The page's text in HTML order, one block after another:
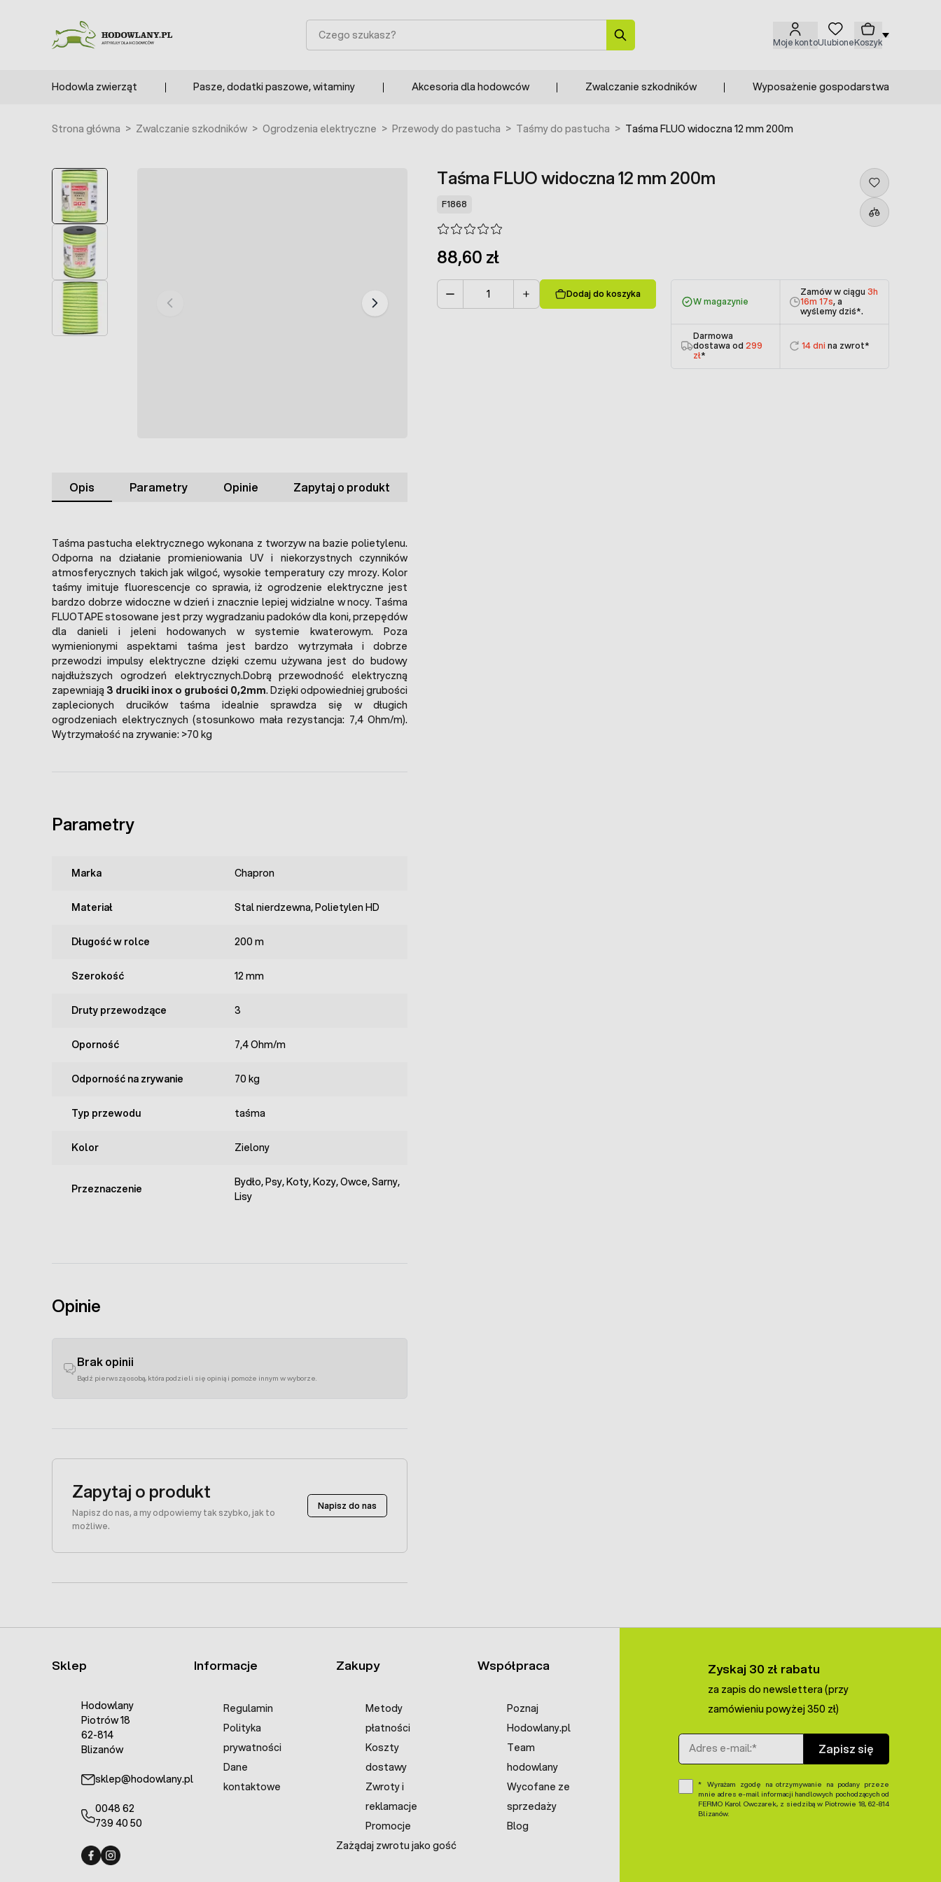
Moje kontoUlubioneKoszyk
Szukaj
Hodowla zwierząt Pasze, dodatki paszowe, witaminy Akcesoria dla hodowców Zwalczanie szkodników Wyposażenie gospodarstwa
Strona główna > Zwalczanie szkodników > Ogrodzenia elektryczne > Przewody do pastucha > Taśmy do pastucha > Taśma FLUO widoczna 12 mm 200m
Taśma FLUO widoczna 12 mm 200m
F1868
88,60 zł
Dodaj do koszyka
W magazynie
Zamów w ciągu 3h
16m 17s, a
wyślemy dziś*.
Darmowa
dostawa od 299
zł*
14 dni na zwrot*
Opis Parametry Opinie Zapytaj o produkt
Taśma pastucha elektrycznego wykonana z tworzyw na bazie polietylenu.
Odporna na działanie promieniowania UV i niekorzystnych czynników
atmosferycznych takich jak wilgoć, wysokie temperatury czy mrozy. Kolor
taśmy imituje fluorescencje co sprawia, iż ogrodzenie elektryczne jest
bardzo dobrze widoczne w dzień i znacznie lepiej widzialne w nocy. Taśma
FLUOTAPE stosowane jest przy wygradzaniu padoków dla koni, przepędów
dla danieli i jeleni hodowanych w systemie kwaterowym. Poza
wymienionymi aspektami taśma jest bardzo wytrzymała i dobrze
przewodzi impulsy elektryczne dzięki czemu używana jest do budowy
najdłuższych ogrodzeń elektrycznych.Dobrą przewodność elektryczną
zapewniają 3 druciki inox o grubości 0,2mm. Dzięki odpowiedniej grubości
zaplecionych drucików taśma idealnie sprawdza się w długich
ogrodzeniach elektrycznych (stosunkowo mała rezystancja: 7,4 Ohm/m).
Wytrzymałość na zrywanie: >70 kg
Parametry
Marka Chapron
Materiał Stal nierdzewna, Polietylen HD
Długość w rolce 200 m
Szerokość 12 mm
Druty przewodzące 3
Oporność 7,4 Ohm/m
Odporność na zrywanie 70 kg
Typ przewodu taśma
Kolor Zielony
Przeznaczenie
Bydło, Psy, Koty, Kozy, Owce, Sarny,
Lisy
Opinie
Brak opinii
Bądź pierwszą osobą, która podzieli się opinią i pomoże innym w wyborze.
Zapytaj o produkt
Napisz do nas, a my odpowiemy tak szybko, jak to
możliwe.
Napisz do nas
Sklep
Hodowlany
Piotrów 18
62-814
Blizanów
sklep@hodowlany.pl
0048 62
739 40 50
Informacje
Regulamin
Polityka
prywatności
Dane
kontaktowe
Zakupy
Metody
płatności
Koszty
dostawy
Zwroty i
reklamacje
Promocje
Zażądaj zwrotu jako gość
Współpraca
Poznaj
Hodowlany.pl
Team
hodowlany
Wycofane ze
sprzedaży
Blog
Zyskaj 30 zł rabatu
za zapis do newslettera (przy
zamówieniu powyżej 350 zł)
Adres e-mail
Zapisz się
Wyrażam zgodę na otrzymywanie na podany przeze
mnie adres e-mail informacji handlowych pochodzących od
FERMO Karol Owczarek, z siedzibą w Piotrowie 18, 62-814
Blizanów.